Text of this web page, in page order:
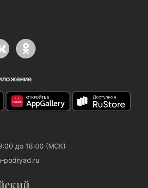
до 18:00 (МСК)
podryad.ru